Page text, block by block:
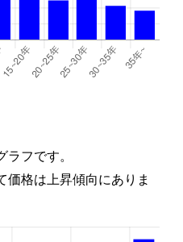
フです。
格は上昇傾向にありま